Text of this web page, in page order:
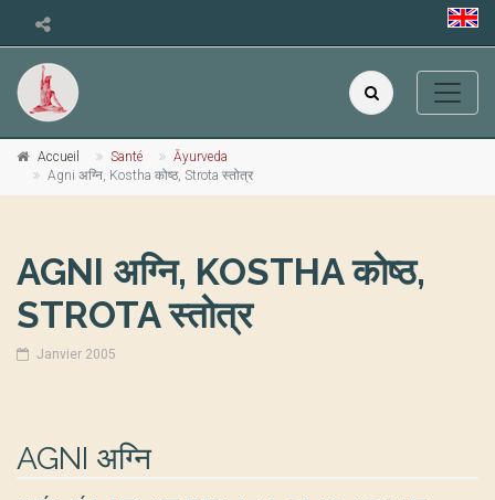
Accueil Santé
Āyurveda
Agni अग्नि, Kostha कोष्ठ, Strota स्तोत्र
AGNI अग्नि, KOSTHA कोष्ठ,
STROTA स्तोत्र
Janvier 2005
AGNI अग्नि